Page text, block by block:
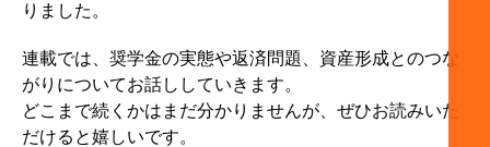
りました。
連載では、奨学金の実態や返済問題、資産形成とのつな
がりについてお話ししていきます。
どこまで続くかはまだ分かりませんが、ぜひお読みいた
だけると嬉しいです。